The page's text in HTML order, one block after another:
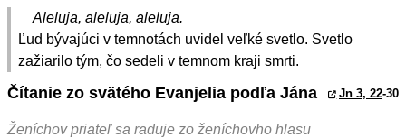
Aleluja, aleluja, aleluja.
Ľud bývajúci v temnotách uvidel veľké svetlo. Svetlo
zažiarilo tým, čo sedeli v temnom kraji smrti.
Čítanie zo svätého Evanjelia podľa Jána Jn 3, 22-30
Ženíchov priateľ sa raduje zo ženíchovho hlasu